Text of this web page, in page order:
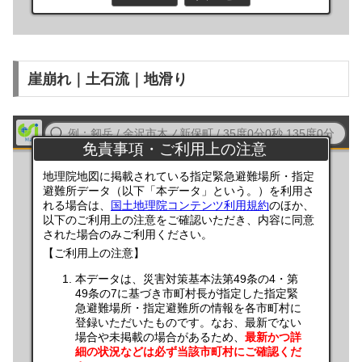
崖崩れ｜土石流｜地滑り